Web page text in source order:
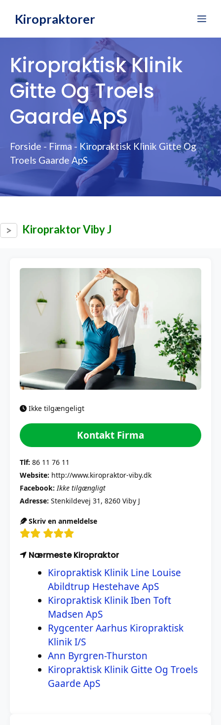
Kiropraktorer
Kiropraktisk Klinik
Gitte Og Troels
Gaarde ApS
Forside - Firma - Kiropraktisk Klinik Gitte Og
Troels Gaarde ApS
Kiropraktor Viby J
Ikke tilgængeligt
Kontakt Firma
Tlf: 86 11 76 11
Website: http://www.kiropraktor-viby.dk
Facebook: Ikke tilgængligt
Adresse: Stenkildevej 31, 8260 Viby J
Skriv en anmeldelse
Nærmeste Kiropraktor
Kiropraktisk Klinik Line Louise
Abildtrup Hestehave ApS
Kiropraktisk Klinik Iben Toft
Madsen ApS
Rygcenter Aarhus Kiropraktisk
Klinik I/S
Ann Byrgren-Thurston
Kiropraktisk Klinik Gitte Og Troels
Gaarde ApS